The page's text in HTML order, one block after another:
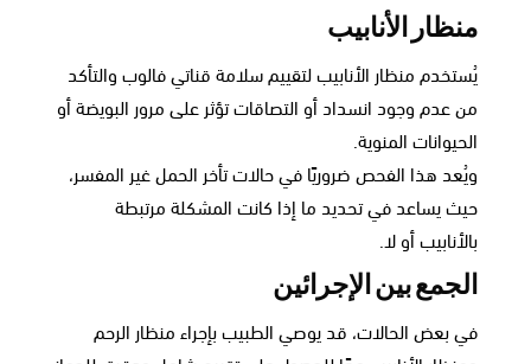
منظار الأنابيب
يُستخدم منظار الأنابيب لتقييم سلامة قناتي فالوب والتأكد
من عدم وجود انسداد أو التصاقات تؤثر على مرور البويضة أو
الحيوانات المنوية.
ويُعد هذا الفحص ضروريًا في حالات تأخر الحمل غير المفسر،
حيث يساعد في تحديد ما إذا كانت المشكلة مرتبطة
بالأنابيب أو لا.
الجمع بين الإجرائين
في بعض الحالات، قد يوصي الطبيب بإجراء منظار الرحم